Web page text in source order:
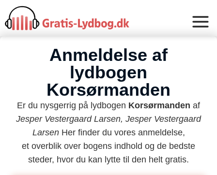
Anmeldelse af
lydbogen
Korsørmanden
Er du nysgerrig på lydbogen Korsørmanden af
Jesper Vestergaard Larsen, Jesper Vestergaard
LarsenHer finder du vores anmeldelse,
et overblik over bogens indhold og de bedste
steder, hvor du kan lytte til den helt gratis.